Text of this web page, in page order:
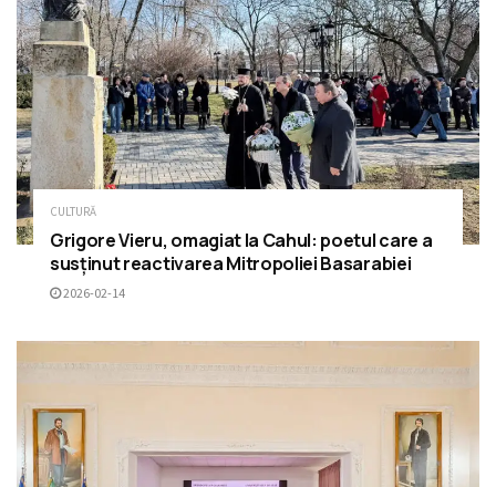
CULTURĂ
Grigore Vieru, omagiat la Cahul: poetul care a
susținut reactivarea Mitropoliei Basarabiei
2026-02-14